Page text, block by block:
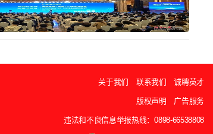
关于我们 联系我们 诚聘英才
版权声明 广告服务
违法和不良信息举报热线：0898-66538808